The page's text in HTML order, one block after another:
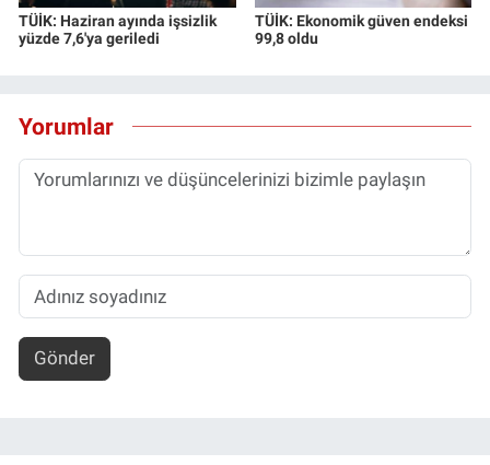
TÜİK: Haziran ayında işsizlik
yüzde 7,6'ya geriledi
TÜİK: Ekonomik güven endeksi
99,8 oldu
Yorumlar
Gönder